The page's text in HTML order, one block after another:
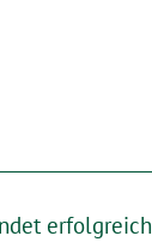
erfolgreich